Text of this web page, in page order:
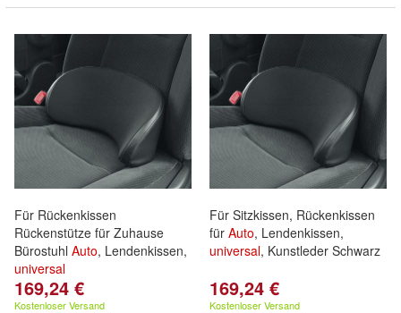
Für Rückenkissen
Rückenstütze für Zuhause
Bürostuhl Auto, Lendenkissen,
universal
169,24 €
Kostenloser Versand
Für Sitzkissen, Rückenkissen
für Auto, Lendenkissen,
universal, Kunstleder Schwarz
169,24 €
Kostenloser Versand